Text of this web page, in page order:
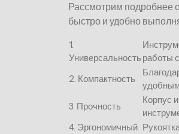
Рассмотрим подробнее
быстро и удобно
1.
Универсальность работы
2. Компактность
3. Прочность
Корпус
4. Эргономичный